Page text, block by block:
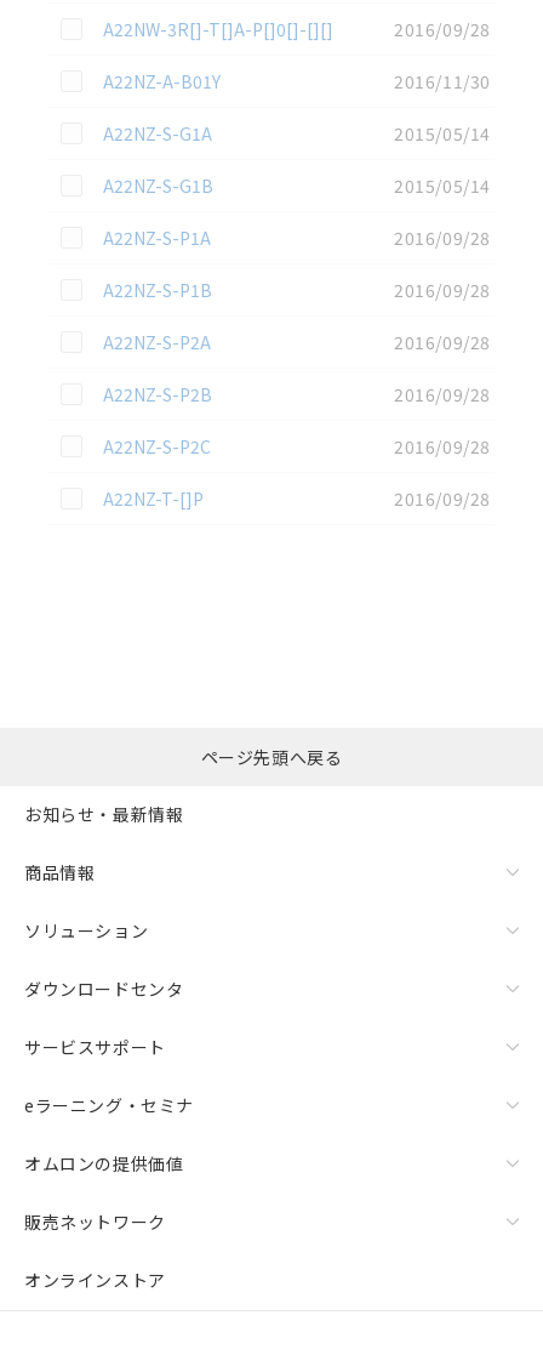
この資料を選択
A22NW-3R[]-T[]A-P[]0[]-[][]
2016/09/28
この資料を選択
A22NZ-A-B01Y
2016/11/30
この資料を選択
A22NZ-S-G1A
2015/05/14
この資料を選択
A22NZ-S-G1B
2015/05/14
この資料を選択
A22NZ-S-P1A
2016/09/28
この資料を選択
A22NZ-S-P1B
2016/09/28
この資料を選択
A22NZ-S-P2A
2016/09/28
この資料を選択
A22NZ-S-P2B
2016/09/28
この資料を選択
A22NZ-S-P2C
2016/09/28
この資料を選択
A22NZ-T-[]P 2016/09/28
括ダウンロード
ページ先頭へ戻る
お知らせ・最新情報
商品情報
ソリューション
ダウンロードセンタ
サービスサポート
eラーニング・セミナ
オムロンの提供価値
販売ネットワーク
オンラインストア